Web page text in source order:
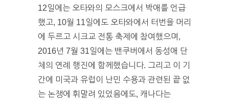
12일에는 오타와의 모스크에서 박애를 언급
했고, 10월 11일에도 오타와에서 터번을 머리
에 두르고 시크교 전통 축제에 참여했으며,
2016년 7월 31일에는 밴쿠버에서 동성애 단
체의 연례 행진에 함께했습니다. 그리고 이 기
간에 미국과 유럽이 난민 수용과 관련된 끝 없
는 논쟁에 휘말려 있었음에도, 캐나다는